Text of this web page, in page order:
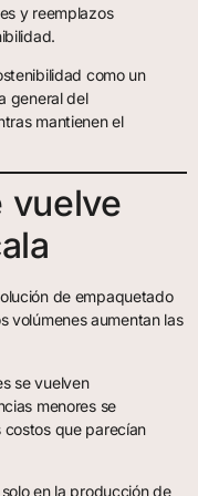
y reemplazos
como un
general del
mantienen el
vuelve
de empaquetado
volúmenes aumentan las
se vuelven
menores se
costos que parecían
en la producción de